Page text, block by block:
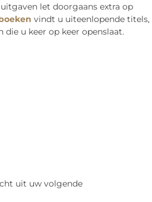
let doorgaans extra op
vindt u uiteenlopende titels,
u keer op keer openslaat.
uit uw volgende